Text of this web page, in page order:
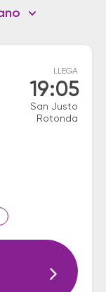
LLEGA
19:05
San Justo
Rotonda